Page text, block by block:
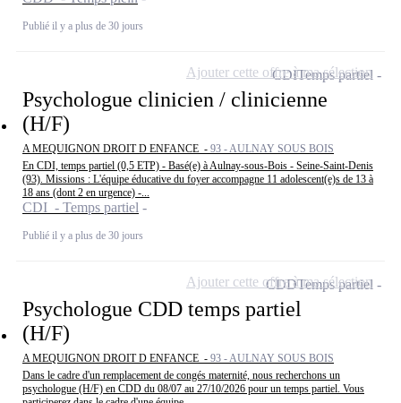
Publié il y a plus de 30 jours
Psychologue clinicien / clinicienne
(H/F)
A MEQUIGNON DROIT D ENFANCE - 93 - AULNAY SOUS BOIS
En CDI, temps partiel (0,5 ETP) - Basé(e) à Aulnay-sous-Bois - Seine-Saint-Denis
(93). Missions : L'équipe éducative du foyer accompagne 11 adolescent(e)s de 13 à
18 ans (dont 2 en urgence) -...
CDI - Temps partiel
Publié il y a plus de 30 jours
CDITemps partiel
Ajouter cette offre à ma sélection
Psychologue CDD temps partiel
(H/F)
A MEQUIGNON DROIT D ENFANCE - 93 - AULNAY SOUS BOIS
Dans le cadre d'un remplacement de congés maternité, nous recherchons un
psychologue (H/F) en CDD du 08/07 au 27/10/2026 pour un temps partiel. Vous
CDDTemps partiel
Ajouter cette offre à ma sélection